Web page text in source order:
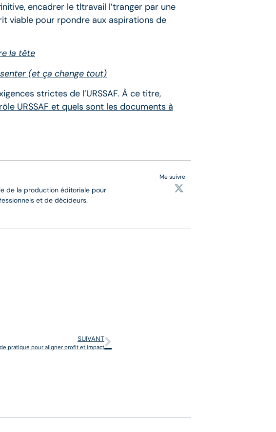
encadrer le tltravail l’tranger par une
viable pour rpondre aux aspirations de
la tête
(et ça change tout)
strictes de l’URSSAF. À ce titre,
URSSAF et quels sont les documents à
Me suivre
de la production éditoriale pour
et de décideurs.
SUIVANT
pratique pour aligner profit et impact